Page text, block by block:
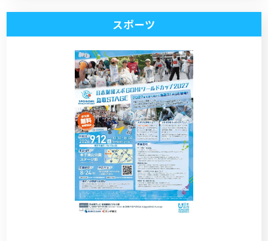
スポーツ